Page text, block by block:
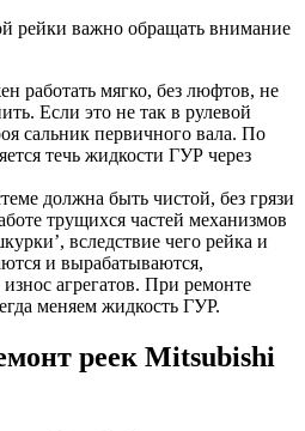
рейки важно обращать внимание
работать мягко, без люфтов, не
Если это не так в рулевой
сальник первичного вала. По
течь жидкости ГУР через
должна быть чистой, без грязи
трущихся частей механизмов
вследствие чего рейка и
и вырабатываются,
агрегатов. При ремонте
меняем жидкость ГУР.
реек Mitsubishi